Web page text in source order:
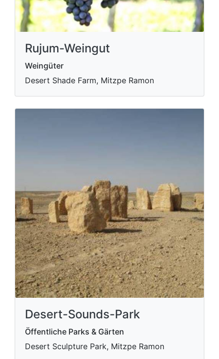
Rujum-Weingut
Weingüter
Desert Shade Farm, Mitzpe Ramon
Desert-Sounds-Park
Öffentliche Parks & Gärten
Desert Sculpture Park, Mitzpe Ramon